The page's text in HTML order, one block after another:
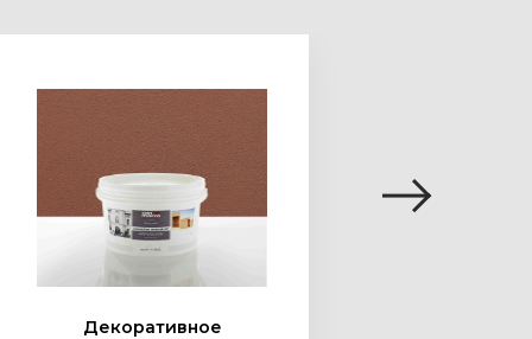
Подробнее
Декоративное